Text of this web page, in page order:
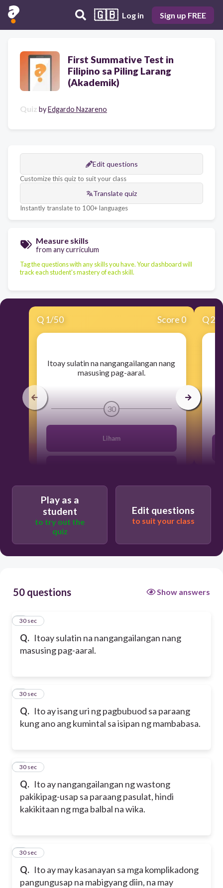
🇬🇧 Log in Sign up FREE
First Summative Test in
Filipino sa Piling Larang
(Akademik)
Quiz byEdgardo Nazareno
Edit questions
Customize this quiz to suit your class
Translate quiz
Instantly translate to 100+ languages
Measure skills
from any curriculum
Tag the questions with any skills you have. Your dashboard will
track each student's mastery of each skill.
Q 1/50 Score 0
​Itoay sulatin na nangangailangan nang
masusing pag-aaral.
30
Liham
Akademikong sulatin
Q2
Play as a
student
to try out the
quiz
Edit questions
to suit your class
50 questions Show answers
Q. Itoay sulatin na nangangailangan nang
masusing pag-aaral.
1
30 sec
Q. Ito ay isang uri ng pagbubuod sa paraang
kung ano ang kumintal sa isipan ng mambabasa.
2
30 sec
Q. Ito ay nangangailangan ng wastong
pakikipag-usap sa paraang pasulat, hindi
kakikitaan ng mga balbal na wika.
3
30 sec
Q. Ito ay may kasanayan sa mga komplikadong
pangungusap na mabigyang diin, na may
4
30 sec